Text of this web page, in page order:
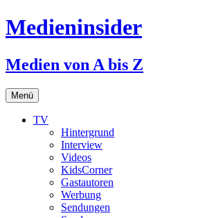
Medieninsider
Medien von A bis Z
Menü Zum
Inhalt
springen
TV
Hintergrund
Interview
Videos
KidsCorner
Gastautoren
Werbung
Sendungen